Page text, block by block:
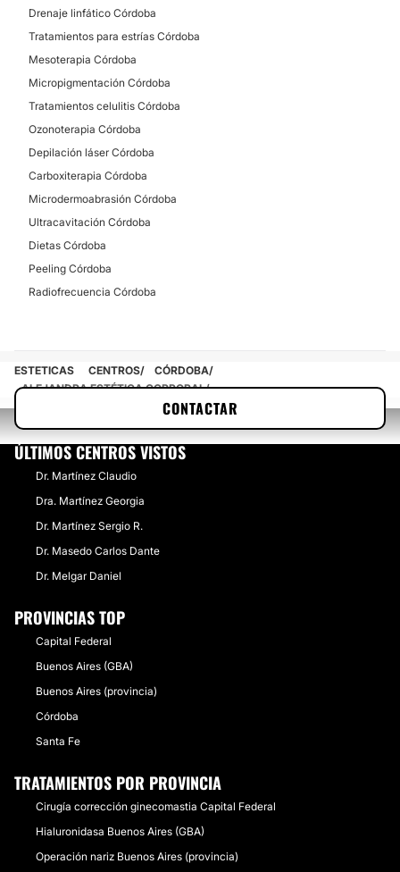
Rellenos faciales
CIRUGÍA ESTÉTICA
Lipoescultura
Implante capilar
Drenaje linfático Córdoba
Tratamientos para estrías Córdoba
Mesoterapia Córdoba
Micropigmentación Córdoba
Tratamientos celulitis Córdoba
Ozonoterapia Córdoba
Depilación láser Córdoba
Carboxiterapia Córdoba
Microdermoabrasión Córdoba
Ultracavitación Córdoba
Dietas Córdoba
Peeling Córdoba
Radiofrecuencia Córdoba
CONTACTAR
ESTETICAS CENTROS
CÓRDOBA
ALEJANDRA ESTÉTICA CORPORAL
ÚLTIMOS CENTROS VISTOS
Dr. Martínez Claudio
Dra. Martínez Georgia
Dr. Martínez Sergio R.
Dr. Masedo Carlos Dante
Dr. Melgar Daniel
PROVINCIAS TOP
Capital Federal
Buenos Aires (GBA)
Buenos Aires (provincia)
Córdoba
Santa Fe
TRATAMIENTOS POR PROVINCIA
Cirugía corrección ginecomastia Capital Federal
Hialuronidasa Buenos Aires (GBA)
Operación nariz Buenos Aires (provincia)